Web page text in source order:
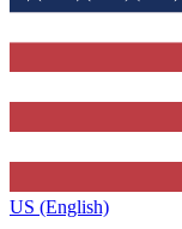
US (English)